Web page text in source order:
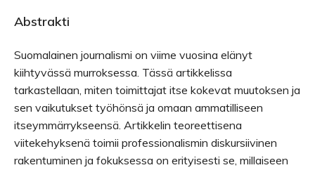
Abstrakti
Suomalainen journalismi on viime vuosina elänyt
kiihtyvässä murroksessa. Tässä artikkelissa
tarkastellaan, miten toimittajat itse kokevat muutoksen ja
sen vaikutukset työhönsä ja omaan ammatilliseen
itseymmärrykseensä. Artikkelin teoreettisena
viitekehyksenä toimii professionalismin diskursiivinen
rakentuminen ja fokuksessa on erityisesti se, millaiseen